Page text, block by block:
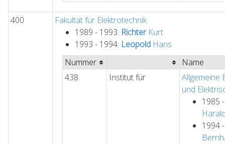
400
Fakultät für Elektrotechnik
1989 - 1993: RichterKurt
1993 - 1994: Leopold Hans
Nummer
Name
438
Institut für
Allgemeine
und
1985
1994